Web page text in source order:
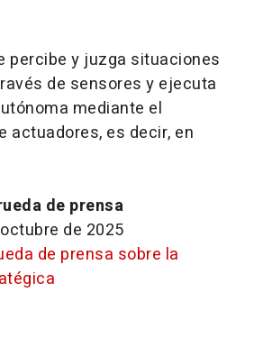
percibe y juzga situaciones
de sensores y ejecuta
mediante el
actuadores, es decir, en
de prensa
de 2025
de prensa sobre la